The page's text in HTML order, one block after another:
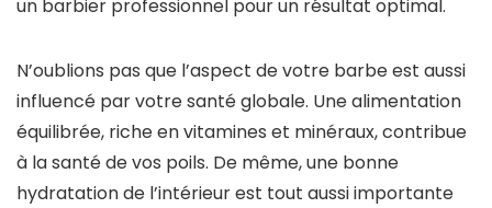
un barbier professionnel pour un résultat optimal.
N’oublions pas que l’aspect de votre barbe est aussi
influencé par votre santé globale. Une alimentation
équilibrée, riche en vitamines et minéraux, contribue
à la santé de vos poils. De même, une bonne
hydratation de l’intérieur est tout aussi importante